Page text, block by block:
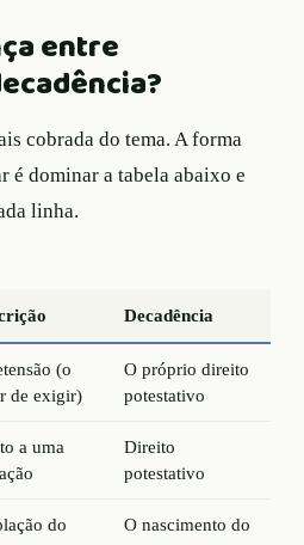
entre
cobrada do tema. A forma
é dominar a tabela abaixo e
linha.
Decadência
(o
de exigir)
O próprio direito
potestativo
a uma
Direito
potestativo
do
O nascimento do